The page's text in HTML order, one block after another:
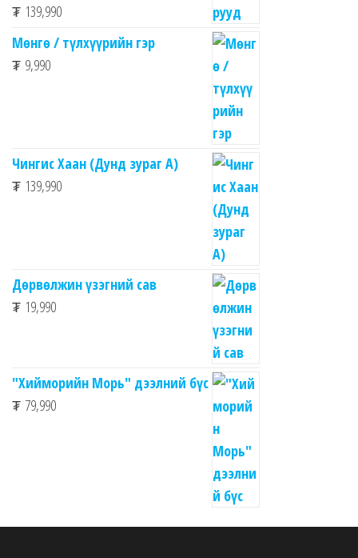
₮ 139,990
Мөнгө / түлхүүрийн гэр
₮ 9,990
Чингис Хаан (Дунд зураг А)
₮ 139,990
Дөрвөлжин үзэгний сав
₮ 19,990
"Хийморийн Морь" дээлний бүс
₮ 79,990